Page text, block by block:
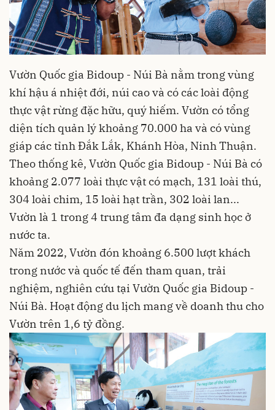
Vườn Quốc gia Bidoup - Núi Bà nằm trong vùng
khí hậu á nhiệt đới, núi cao và có các loài động
thực vật rừng đặc hữu, quý hiếm. Vườn có tổng
diện tích quản lý khoảng 70.000 ha và có vùng
giáp các tỉnh Đắk Lắk, Khánh Hòa, Ninh Thuận.
Theo thống kê, Vườn Quốc gia Bidoup - Núi Bà có
khoảng 2.077 loài thực vật có mạch, 131 loài thú,
304 loài chim, 15 loài hạt trần, 302 loài lan...
Vườn là 1 trong 4 trung tâm đa dạng sinh học ở
nước ta.
Năm 2022, Vườn đón khoảng 6.500 lượt khách
trong nước và quốc tế đến tham quan, trải
nghiệm, nghiên cứu tại Vườn Quốc gia Bidoup -
Núi Bà. Hoạt động du lịch mang về doanh thu cho
Vườn trên 1,6 tỷ đồng.